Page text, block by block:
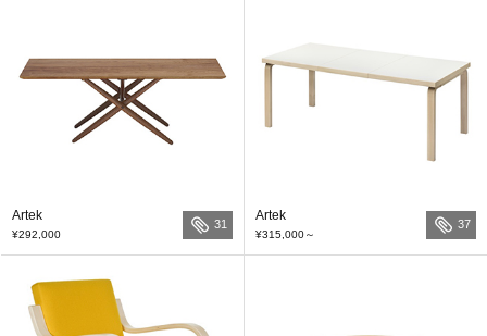
Artek
¥292,000
31
Artek
¥315,000～
37